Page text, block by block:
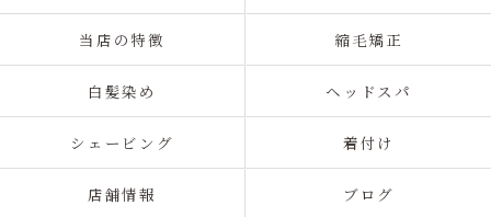
当店の特徴 縮毛矯正
白髪染め ヘッドスパ
シェービング 着付け
店舗情報 ブログ